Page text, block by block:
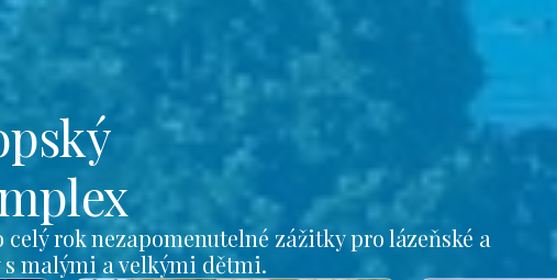
rok nezapomenutelné zážitky pro lázeňské a
malými a velkými dětmi.